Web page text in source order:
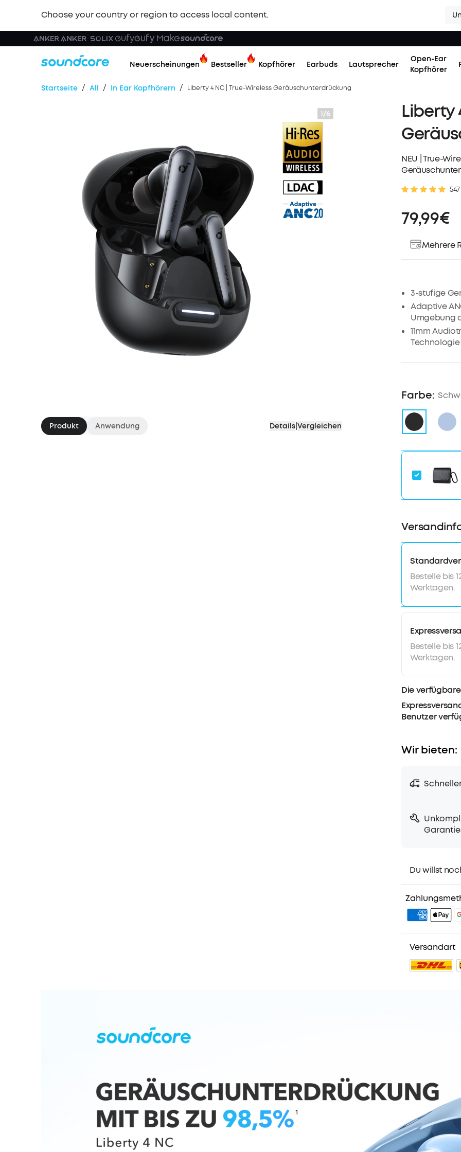
Choose your country or region to access local content.
Neuerscheinungen Bestseller Kopfhörer Earbuds Lautsprecher
Open-Ear
Kopfhörer
Startseite / All / In Ear Kopfhörern / Liberty 4 NC | True-Wireless Geräuschunterdrückung
1/6
Produkt Anwendung Details Vergleichen
Liberty
NEU | True-
79,99€
Mehrere
3-stufige
Adaptive
Umgebung
11mm
Technologie
Wasserdicht
6 Mikrofone
Hinweis:
Kopfhörer
Farbe:
Bestelle bis
Werktagen.
Bestelle bis
Werktagen.
Die
Benutzer
Wir bieten:
Du willst
2. Mitglieder-
3.
4. Weitere
Versandart
547 reviews
Farbe: